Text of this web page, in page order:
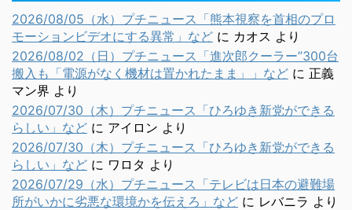
2026/08/05（水）プチニュース「熊本視察を首相のプロ
モーションビデオにする異常」など に カオス より
2026/08/02（日）プチニュース「進次郎クーラー”300台
搬入も「電源がなく機材は置かれたまま」」など に 正義
マン界 より
2026/07/30（木）プチニュース「ひろゆき新党ができる
らしい」など に アイロン より
2026/07/30（木）プチニュース「ひろゆき新党ができる
らしい」など に ワロタ より
2026/07/29（水）プチニュース「テレビは日本の避難場
所がいかに劣悪な環境かを伝えろ」など に レバニラ より